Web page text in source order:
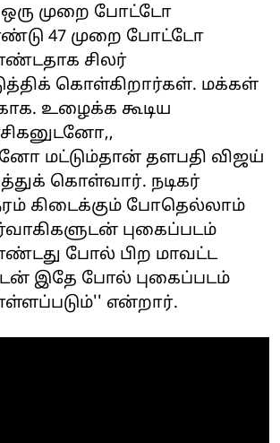
ஒரு முறை போட்டோ
47 முறை போட்டோ
சிலர்
கொள்கிறார்கள். மக்கள்
உழைக்க கூடிய
மட்டும்தான் தளபதி விஜய்
கொள்வார். நடிகர்
கிடைக்கும் போதெல்லாம்
புகைப்படம்
போல் பிற மாவட்ட
இதே போல் புகைப்படம்
என்றார்.